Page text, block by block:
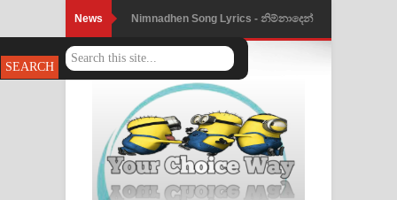
News Nimnadhen Song Lyrics - නිම්නාදෙන්
ගීතයේ පද පෙළ
Obamai Mage Adare Song Lyrics -
ඔබමයි මගේ ආදරේ ගීතයේ පද පෙළ
Pansal Gihin Song Lyrics - පන්සල් ගිහිං